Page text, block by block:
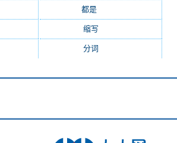
都是(1064)
缩写
分词